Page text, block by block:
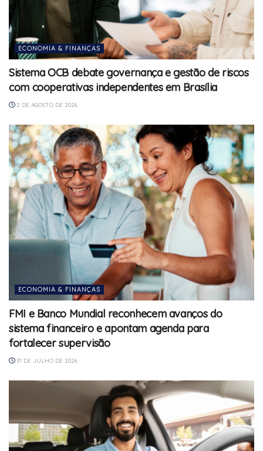
ECONOMIA & FINANÇAS
Sistema OCB debate governança e gestão de riscos
com cooperativas independentes em Brasília
2 DE AGOSTO DE 2026
ECONOMIA & FINANÇAS
FMI e Banco Mundial reconhecem avanços do
sistema financeiro e apontam agenda para
fortalecer supervisão
31 DE JULHO DE 2026